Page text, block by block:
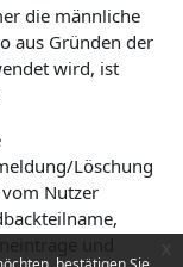
die männliche
aus Gründen der
wird, ist
Löschung
Nutzer